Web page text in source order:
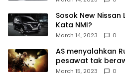
Sosok New Nissan
Kata NMI?
March 14, 2023 0
AS menyalahkan
pesawat tak
Moskow
March 15, 2023 0